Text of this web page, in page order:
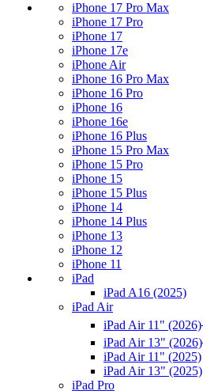
iPhone 17 Pro Max
iPhone 17 Pro
iPhone 17
iPhone 17e
iPhone Air
iPhone 16 Pro Max
iPhone 16 Pro
iPhone 16
iPhone 16e
iPhone 16 Plus
iPhone 15 Pro Max
iPhone 15 Pro
iPhone 15
iPhone 15 Plus
iPhone 14
iPhone 14 Plus
iPhone 13
iPhone 12
iPhone 11
iPad
iPad A16 (2025)
iPad Air
iPad Air 11" (2026)
iPad Air 13" (2026)
iPad Air 11" (2025)
iPad Air 13" (2025)
iPad Pro